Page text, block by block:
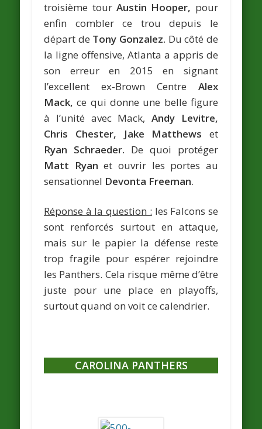
troisième tour Austin Hooper, pour
enfin combler ce trou depuis le
départ de Tony Gonzalez. Du côté de
la ligne offensive, Atlanta a appris de
son erreur en 2015 en signant
l’excellent ex-Brown Centre Alex
Mack, ce qui donne une belle figure
à l’unité avec Mack,Andy Levitre,
Chris Chester, Jake Matthews et
Ryan Schraeder. De quoi protéger
Matt Ryan et ouvrir les portes au
sensationnel Devonta Freeman.
Réponse à la question : les Falcons se
sont renforcés surtout en attaque,
mais sur le papier la défense reste
trop fragile pour espérer rejoindre
les Panthers. Cela risque même d’être
juste pour une place en playoffs,
surtout quand on voit ce calendrier.
CAROLINA PANTHERS